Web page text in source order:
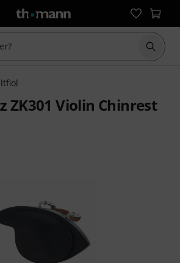
Börja
ZK301 Violin Chinrest
5 stjärnor från 4 kundbetyg